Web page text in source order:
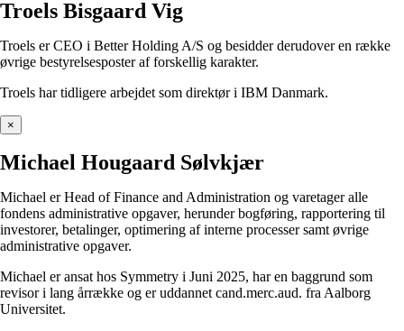
Troels Bisgaard Vig
Troels er CEO i Better Holding A/S og besidder derudover en række
øvrige bestyrelsesposter af forskellig karakter.
Troels har tidligere arbejdet som direktør i IBM Danmark.
×
Michael Hougaard Sølvkjær
Michael er Head of Finance and Administration og varetager alle
fondens administrative opgaver, herunder bogføring, rapportering til
investorer, betalinger, optimering af interne processer samt øvrige
administrative opgaver.
Michael er ansat hos Symmetry i Juni 2025, har en baggrund som
revisor i lang årrække og er uddannet cand.merc.aud. fra Aalborg
Universitet.